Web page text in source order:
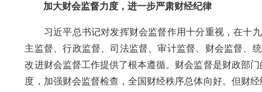
加大财会监督力度，进一步严肃财经纪律
习近平总书记对发挥财会监督作用十分重视，在十九
主监督、行政监督、司法监督、审计监督、财会监督、
改进财会监督工作提供了根本遵循。财会监督是财政部
度，加强财会监督检查，全国财经秩序总体向好。但财